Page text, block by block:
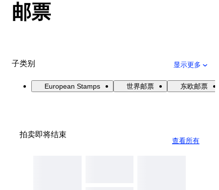
邮票
子类别 显示更多
European Stamps 世界邮票 东欧邮票
拍卖即将结束
查看所有